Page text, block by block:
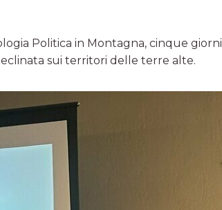
Politica in Montagna, cinque giorni
sui territori delle terre alte.